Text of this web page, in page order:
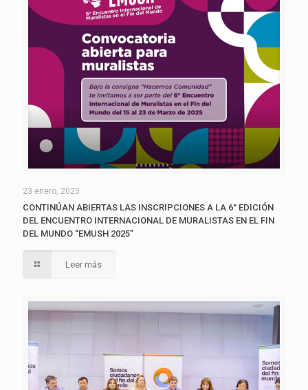
23 enero, 2025
CONTINÚAN ABIERTAS LAS INSCRIPCIONES A LA 6° EDICIÓN
DEL ENCUENTRO INTERNACIONAL DE MURALISTAS EN EL FIN
DEL MUNDO “EMUSH 2025”
Leer más